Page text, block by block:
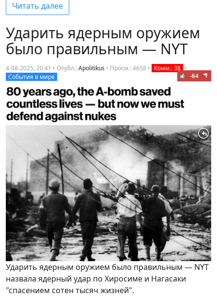
Читать далее
Ударить ядерным оружием
было правильным — NYT
4-08-2025, 20:41 • Опубл.:Apolitikus • Просм.: 4658 • Комм.: 38 •
События в мире
-64
Ударить ядерным оружием было правильным — NYT
назвала ядерный удар по Хиросиме и Нагасаки
"спасением сотен тысяч жизней".